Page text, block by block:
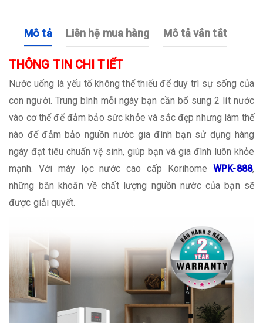
Mô tả Liên hệ mua hàng Mô tả vắn tắt
THÔNG TIN CHI TIẾT
Nước uống là yếu tố không thể thiếu để duy trì sự sống của
con người. Trung bình mỗi ngày bạn cần bổ sung 2 lít nước
vào cơ thể để đảm bảo sức khỏe và sắc đẹp nhưng làm thế
nào để đảm bảo nguồn nước gia đình bạn sử dụng hàng
ngày đạt tiêu chuẩn vệ sinh, giúp bạn và gia đình luôn khỏe
mạnh. Với máy lọc nước cao cấp KorihomeWPK-888,
những băn khoăn về chất lượng nguồn nước của bạn sẽ
được giải quyết.